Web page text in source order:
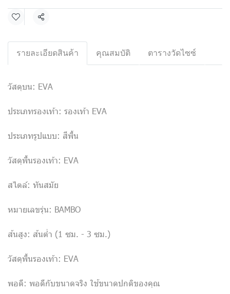
แชร์
รายละเอียดสินค้า คุณสมบัติ ตารางวัดไซซ์
วัสดุบน: EVA
ประเภทรองเท้า: รองเท้า EVA
ประเภทรูปแบบ: สีพื้น
วัสดุพื้นรองเท้า: EVA
สไตล์: ทันสมัย
หมายเลขรุ่น: BAMBO
ส้นสูง: ส้นต่ำ (1 ซม. - 3 ซม.)
วัสดุพื้นรองเท้า: EVA
พอดี: พอดีกับขนาดจริง ใช้ขนาดปกติของคุณ